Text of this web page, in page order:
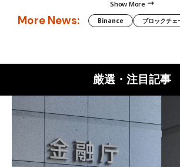
Show More
More News: Binance ブロックチェ
厳選・注目記事